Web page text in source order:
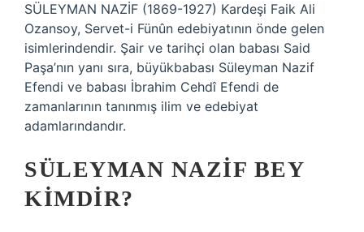
SÜLEYMAN NAZİF (1869-1927) Kardeşi Faik Ali
Ozansoy, Servet-i Fünûn edebiyatının önde gelen
isimlerindendir. Şair ve tarihçi olan babası Said
Paşa’nın yanı sıra, büyükbabası Süleyman Nazif
Efendi ve babası İbrahim Cehdî Efendi de
zamanlarının tanınmış ilim ve edebiyat
adamlarındandır.
SÜLEYMAN NAZIF BEY
KIMDIR?